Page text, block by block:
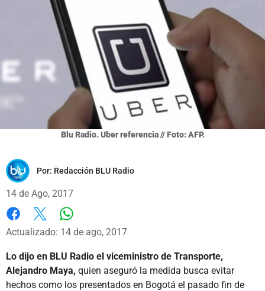
Blu Radio. Uber referencia // Foto: AFP.
Por: Redacción BLU Radio
14 de Ago, 2017
Facebook
X
Actualizado: 14 de ago, 2017
Lo dijo en BLU Radio el viceministro de Transporte,
Alejandro Maya, quien aseguró la medida busca evitar
hechos como los presentados en Bogotá el pasado fin de